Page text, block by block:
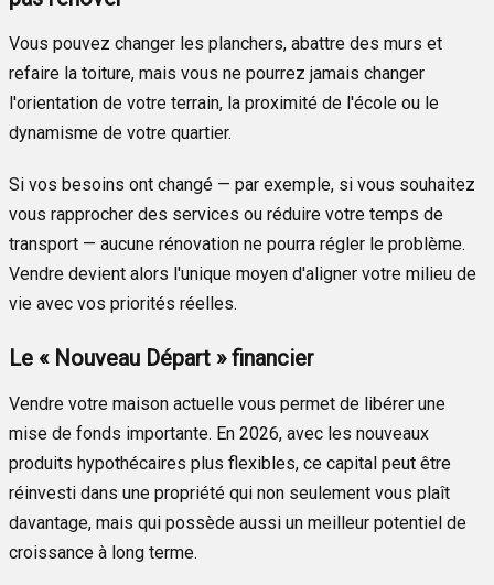
Vous pouvez changer les planchers, abattre des murs et
refaire la toiture, mais vous ne pourrez jamais changer
l'orientation de votre terrain, la proximité de l'école ou le
dynamisme de votre quartier.
Si vos besoins ont changé — par exemple, si vous souhaitez
vous rapprocher des services ou réduire votre temps de
transport — aucune rénovation ne pourra régler le problème.
Vendre devient alors l'unique moyen d'aligner votre milieu de
vie avec vos priorités réelles.
Le « Nouveau Départ » financier
Vendre votre maison actuelle vous permet de libérer une
mise de fonds importante. En 2026, avec les nouveaux
produits hypothécaires plus flexibles, ce capital peut être
réinvesti dans une propriété qui non seulement vous plaît
davantage, mais qui possède aussi un meilleur potentiel de
croissance à long terme.